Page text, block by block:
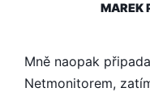
MAREK
Mně naopak
Netmonitorem,